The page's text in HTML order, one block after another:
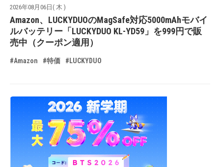
2026年08月06日( 木 )
Amazon、LUCKYDUOのMagSafe対応5000mAhモバイ
ルバッテリー「LUCKYDUO KL-YD59」を999円で販
売中（クーポン適用）
#Amazon #特価 #LUCKYDUO